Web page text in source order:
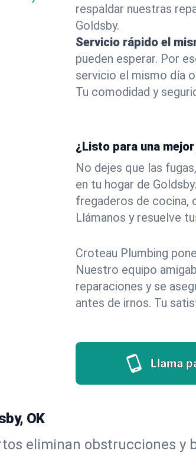
respaldar nuestras
Goldsby.
Servicio rápido el
pueden esperar. Por
servicio el mismo día
Tu comodidad y
¿Listo para una
No dejes que las
en tu hogar de
fregaderos de cocina,
Llámanos y resuelve
Croteau Plumbing
Nuestro equipo
reparaciones y se
antes de irnos. Tu
Llama
OK
eliminan obstrucciones y